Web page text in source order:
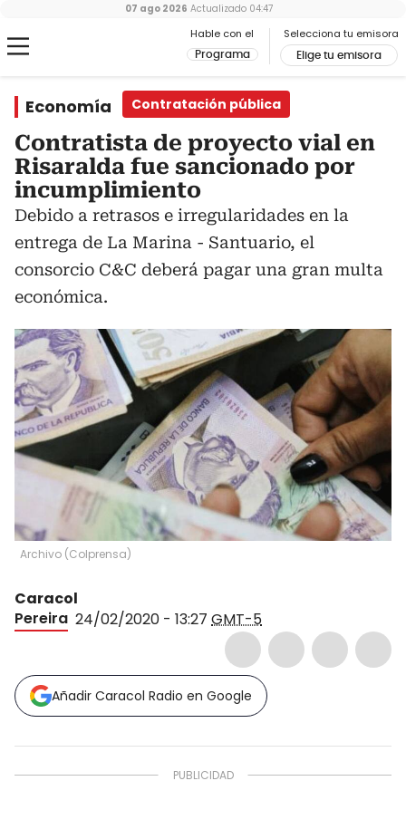
Hable con el
Programa
Selecciona tu emisora
Elige tu emisora
07 ago 2026 Actualizado 04:47
Economía Contratación pública
Contratista de proyecto vial en
Risaralda fue sancionado por
incumplimiento
Debido a retrasos e irregularidades en la
entrega de La Marina - Santuario, el
consorcio C&C deberá pagar una gran multa
económica.
Archivo (Colprensa)
Caracol
Pereira 24/02/2020 - 13:27 GMT-5
Añadir Caracol Radio en Google